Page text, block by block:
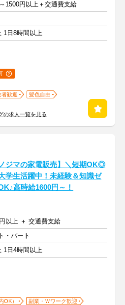
1500円以上＋交通費支給
1日8時間以上
者歓迎
髪色自由
の求人一覧を見る
ノジマの家電販売】＼短期OK◎
学生活躍中！未経験＆知識ゼ
高時給1600円～！
以上 ＋ 交通費支給
・パート
1日4時間以上
OK）
副業・Ｗワーク歓迎